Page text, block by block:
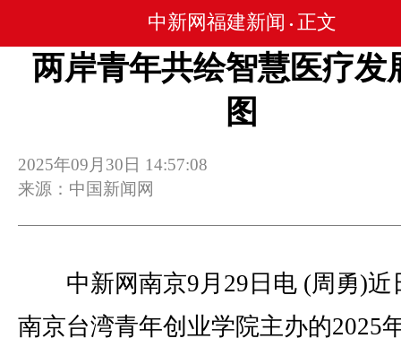
中新网福建新闻 • 正文
两岸青年共绘智慧医疗发
图
2025年09月30日 14:57:08
来源：中国新闻网
中新网南京9月29日电 (周勇)近
南京台湾青年创业学院主办的2025